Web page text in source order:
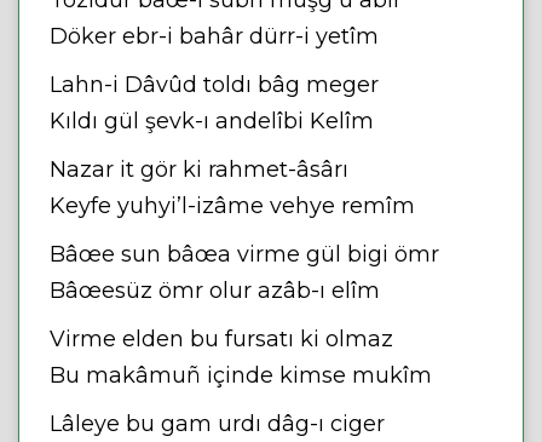
Döker ebr-i bahâr dürr-i yetîm
Lahn-i Dâvûd toldı bâg meger
Kıldı gül şevk-ı andelîbi Kelîm
Nazar it gör ki rahmet-âsârı
Keyfe yuhyi’l-izâme vehye remîm
Bâœe sun bâœa virme gül bigi ömr
Bâœesüz ömr olur azâb-ı elîm
Virme elden bu fursatı ki olmaz
Bu makâmuñ içinde kimse mukîm
Lâleye bu gam urdı dâg-ı ciger